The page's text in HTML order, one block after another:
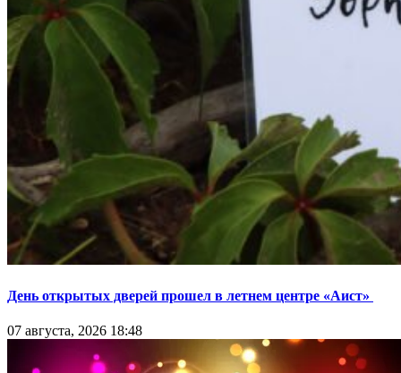
День открытых дверей прошел в летнем центре «Аист»
07 августа, 2026 18:48